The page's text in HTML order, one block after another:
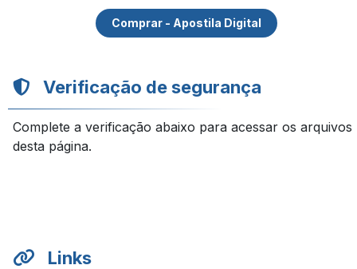
Comprar - Apostila Digital
Verificação de segurança
Complete a verificação abaixo para acessar os arquivos
desta página.
Links